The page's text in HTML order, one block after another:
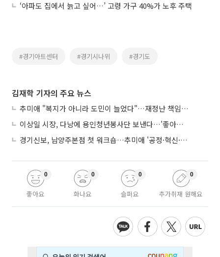
‘아파도 집에서 늙고 싶어…’ 고령 가구 40%가 노후 주택
#경기아트센터 #경기시나위 #경기도
김재학 기자의 주요 뉴스
추미애 "복지가 아니라 도민이 늘었다"…재정난 책임론 정면돌파
이상일 시장, 다낭에 용인청년봉사단 보낸다…'좋아용 거리' 만든다
경기신보, 남양주본점 첫 워크숍…추미애 '공정·혁신·포용' 전면 반영
좋아요
0
화나요
0
슬퍼요
0
추가취재 원해요
0